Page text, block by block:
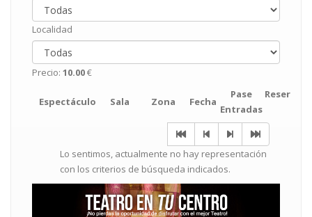
Localidad
Precio: 10.00€
Espectáculo Sala Zona Fecha
Pase
Entradas
Reservar
Lo sentimos, actualmente no hay representación
con los criterios de búsqueda indicados.